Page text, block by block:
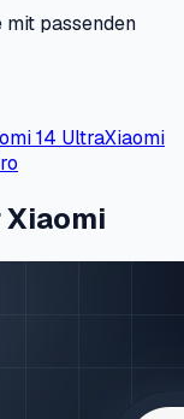
passenden
14 UltraXiaomi